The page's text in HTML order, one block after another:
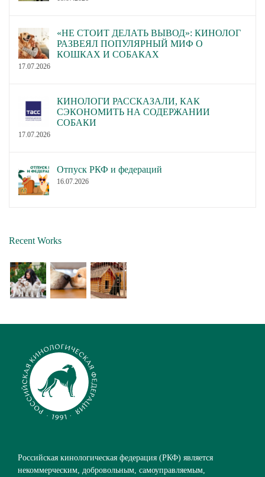
«НЕ СТОИТ ДЕЛАТЬ ВЫВОД»: КИНОЛОГ
РАЗВЕЯЛ ПОПУЛЯРНЫЙ МИФ О
КОШКАХ И СОБАКАХ
17.07.2026
КИНОЛОГИ РАССКАЗАЛИ, КАК
СЭКОНОМИТЬ НА СОДЕРЖАНИИ
СОБАКИ
17.07.2026
Отпуск РКФ и федераций
16.07.2026
Recent Works
Российская кинологическая федерация (РКФ) является
некоммерческим, добровольным, самоуправляемым,